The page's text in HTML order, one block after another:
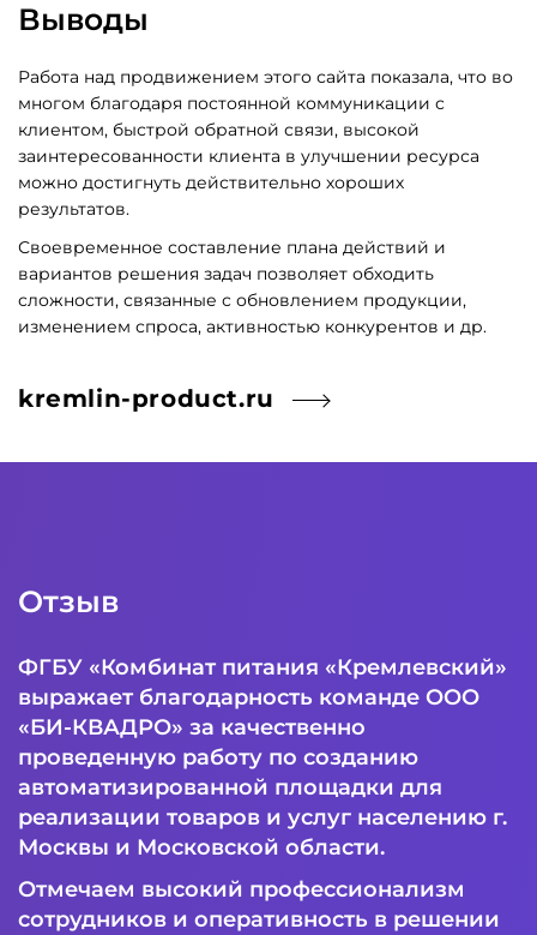
Выводы
Работа над продвижением этого сайта показала, что во
многом благодаря постоянной коммуникации с
клиентом, быстрой обратной связи, высокой
заинтересованности клиента в улучшении ресурса
можно достигнуть действительно хороших
результатов.
Своевременное составление плана действий и
вариантов решения задач позволяет обходить
сложности, связанные с обновлением продукции,
изменением спроса, активностью конкурентов и др.
kremlin-product.ru
Отзыв
ФГБУ «Комбинат питания «Кремлевский»
выражает благодарность команде ООО
«БИ-КВАДРО» за качественно
проведенную работу по созданию
автоматизированной площадки для
реализации товаров и услуг населению г.
Москвы и Московской области.
Отмечаем высокий профессионализм
сотрудников и оперативность в решении